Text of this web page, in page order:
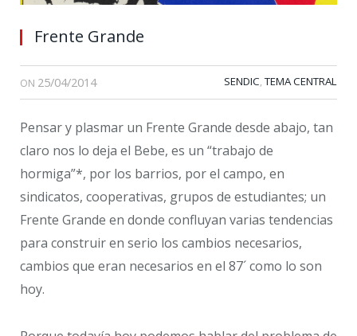
Frente Grande
ON 25/04/2014 SENDIC,TEMA CENTRAL
Pensar y plasmar un Frente Grande desde abajo, tan
claro nos lo deja el Bebe, es un “trabajo de
hormiga”*, por los barrios, por el campo, en
sindicatos, cooperativas, grupos de estudiantes; un
Frente Grande en donde confluyan varias tendencias
para construir en serio los cambios necesarios,
cambios que eran necesarios en el 87´ como lo son
hoy.